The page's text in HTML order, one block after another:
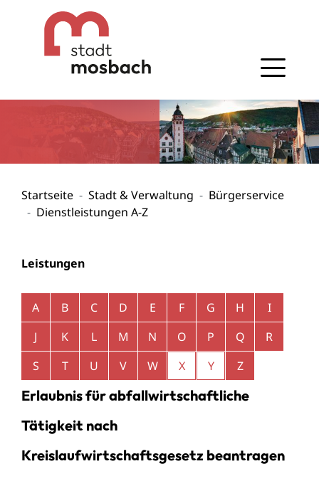
Gehe zum Navigationsbereich
Gehe zum Inhalt
Startseite Stadt & Verwaltung
Bürgerservice
Dienstleistungen A-Z
Leistungen
Alphabetisches Register überspringen
A B C D E F G H
I
J
K L M N O P Q
R
S
T U V W X Y Z
Erlaubnis für abfallwirtschaftliche
Tätigkeit nach
Kreislaufwirtschaftsgesetz beantragen